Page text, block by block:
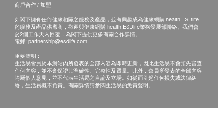
豆類製品。
2大專利成分：
日本專利「納豆激酶」 － 血管清道夫
能分解血管積聚廢物，功效比其他納豆素高100倍，
遠離三高
日本專利CELABIO-F 米糠發酵精華，改善血流、預
電郵: iwoffice@iwellness.com.hk
商戶合作 / 加盟
如閣下擁有任何健康相關之服務及產品，並有興趣成為健康網購 health.ESDlife
的服務及產品供應商，歡迎與健康網購 health.ESDlife業務發展部聯絡。我們會
於2個工作天內回覆，為閣下提供更多有關合作詳情。
電郵: partnership@esdlife.com
重要聲明：
生活易會員於本網站內所發表的全部內容為即時更新，因此生活易不會預先審查
任何內容，並不會保證其準確性、完整性及質量。此外，會員所發表的全部內容
均屬個人意見，並不代表生活易之言論及立場。如從而引起任何損失或法律糾
紛，生活易概不負責。有關詳情請參閱生活易的免責聲明。